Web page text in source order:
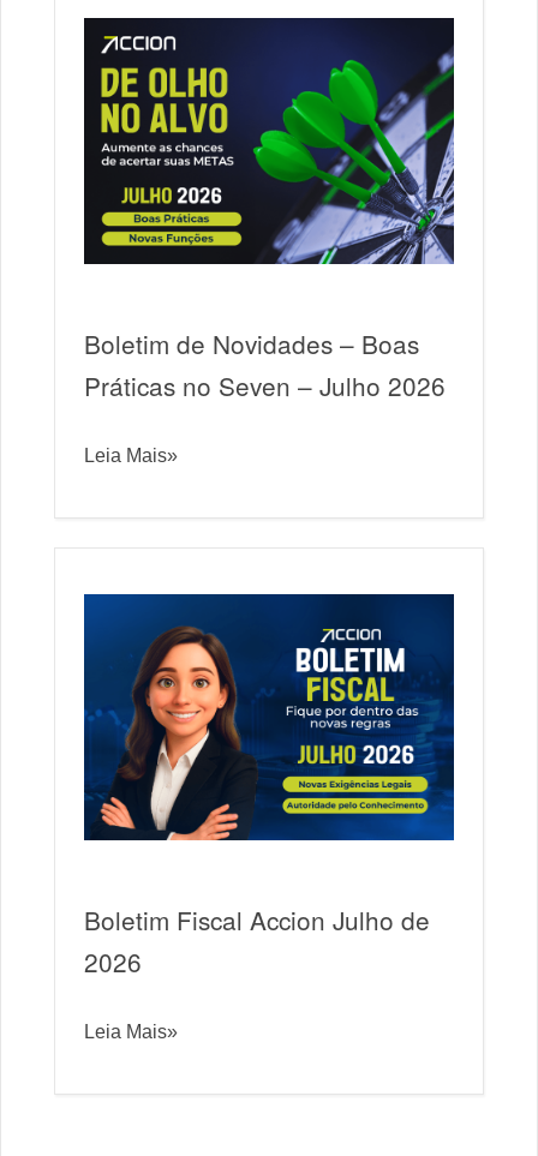
Boletim de Novidades – Boas
Práticas no Seven – Julho 2026
Leia Mais»
Boletim Fiscal Accion Julho de
2026
Leia Mais»